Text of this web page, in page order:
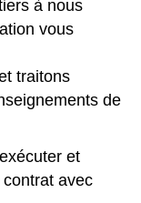
à nous
vous
traitons
de
et
avec